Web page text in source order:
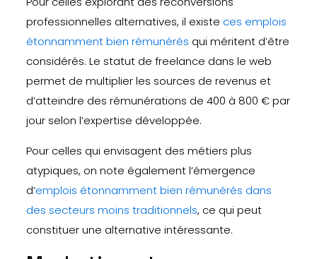
professionnelles alternatives, il existe ces emplois
étonnamment bien rémunérés qui méritent d’être
considérés. Le statut de freelance dans le web
permet de multiplier les sources de revenus et
d’atteindre des rémunérations de 400 à 800 € par
jour selon l’expertise développée.
Pour celles qui envisagent des métiers plus
atypiques, on note également l’émergence
d’emplois étonnamment bien rémunérés dans
des secteurs moins traditionnels, ce qui peut
constituer une alternative intéressante.